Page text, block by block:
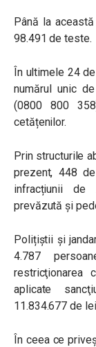
Până la
98.491 de teste.
În ultimele 24
numărul unic
(0800 800
cetățenilor.
Prin structurile
prezent, 448
infracțiunii de
prevăzută şi
Polițiștii și
4.787
restricţionarea
aplicate
11.834.677 de
În ceea ce